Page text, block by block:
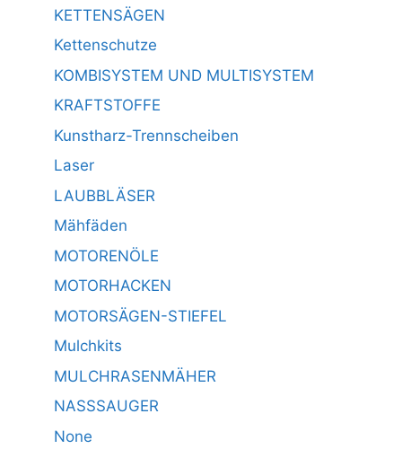
KETTENSÄGEN
Kettenschutze
KOMBISYSTEM UND MULTISYSTEM
KRAFTSTOFFE
Kunstharz-Trennscheiben
Laser
LAUBBLÄSER
Mähfäden
MOTORENÖLE
MOTORHACKEN
MOTORSÄGEN-STIEFEL
Mulchkits
MULCHRASENMÄHER
NASSSAUGER
None